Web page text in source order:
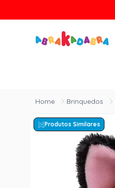
Brinquedos
Produtos Similares